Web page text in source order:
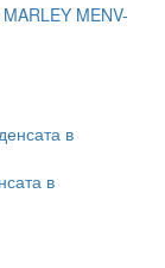
MENV-
в